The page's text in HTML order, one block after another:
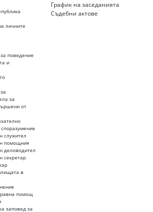
личните
поведение
и
за
от
служител
помощния
деловодител
секретар
в
помощ
заповед за
График на заседанията
Съдебни актове